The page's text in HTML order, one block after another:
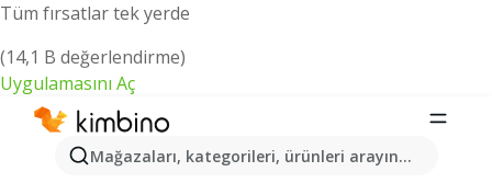
Tüm fırsatlar tek yerde
(14,1 B değerlendirme)
Uygulamasını Aç
Mağazaları, kategorileri, ürünleri arayın...
Hassa şehrinde kataloglar ve indirimli